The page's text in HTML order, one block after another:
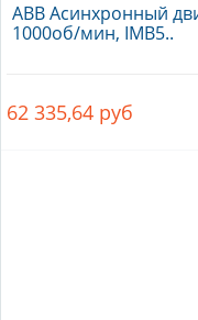
ABB Асинхронный
1000об/мин, IMB5..
62 335,64 руб